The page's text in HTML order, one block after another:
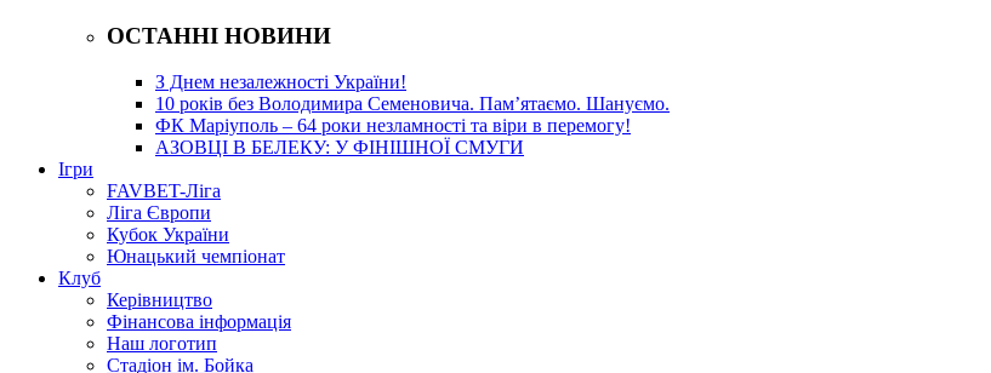
ОСТАННІ НОВИНИ
З Днем незалежності України!
10 років без Володимира Семеновича. Пам’ятаємо. Шануємо.
ФК Маріуполь – 64 роки незламності та віри в перемогу!
АЗОВЦІ В БЕЛЕКУ: У ФІНІШНОЇ СМУГИ
Ігри
FAVBET-Ліга
Ліга Європи
Кубок України
Юнацький чемпіонат
Клуб
Керівництво
Фінансова інформація
Наш логотип
Стадіон ім. Бойка